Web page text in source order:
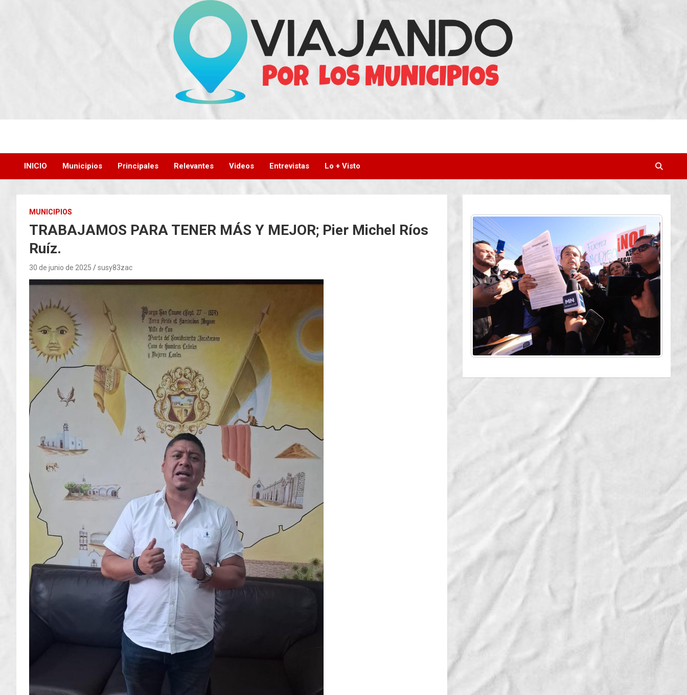
INICIO Municipios Principales Relevantes Videos Entrevistas Lo + Visto
MUNICIPIOS
TRABAJAMOS PARA TENER MÁS Y MEJOR; Pier Michel Ríos
Ruíz.
30 de junio de 2025 susy83zac